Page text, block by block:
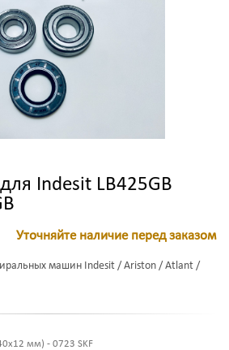
Indesit LB425GB
Уточняйте наличие перед заказом
машин Indesit / Ariston / Atlant /
мм) - 0723 SKF